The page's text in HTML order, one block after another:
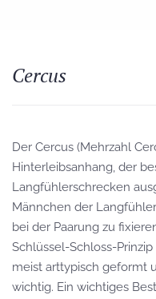
Cercus
Der Cercus (Mehrzahl
Hinterleibsanhang, der
Langfühlerschrecken
Männchen der
bei der Paarung zu
Schlüssel-Schloss-
meist arttypisch geformt
wichtig. Ein wichtiges